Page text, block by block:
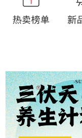
溯溪鞋
净狮